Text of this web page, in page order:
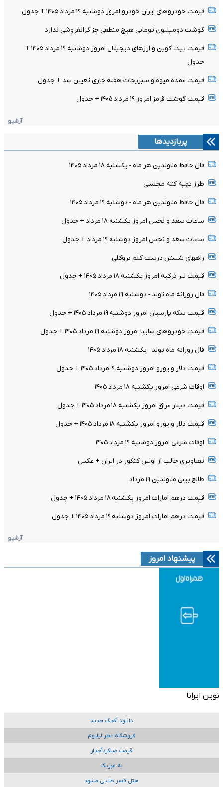
قیمت خودرو‌های ایران خودرو امروز دوشنبه ۱۹ مرداد ۱۴۰۵ + جدول
گوشت دومیلیون تومانی هیچ منطقی جز گرانفروشی ندارد
قیمت بیت کوین و ارز‌های دیجیتال امروز دوشنبه ۱۹ مرداد ۱۴۰۵ +
جدول
قیمت عمده میوه و سبزیجات هفته جاری تعیین شد + جدول
قیمت گوشت قرمز امروز ۱۹ مرداد ۱۴۰۵ + جدول
آرشیو
پربازدیدها
فال حافظ متولدین هر ماه - یکشنبه ۱۸ مرداد ۱۴۰۵
طرز تهیه کته مجلسی
فال حافظ متولدین هر ماه - دوشنبه ۱۹ مرداد ۱۴۰۵
ساعات سعد و نحس امروز یکشنبه ۱۸ مرداد + جدول
ساعات سعد و نحس امروز دوشنبه ۱۹ مرداد + جدول
راههای شستن درست کلم بروکلی
قیمت لیر ترکیه امروز یکشنبه ۱۸ مرداد ۱۴۰۵ + جدول
فال روزانه ماه تولد - دوشنبه ۱۹ مرداد ۱۴۰۵
قیمت سکه پارسیان امروز دوشنبه ۱۹ مرداد ۱۴۰۵ + جدول
قیمت خودرو‌های سایپا امروز دوشنبه ۱۹ مرداد ۱۴۰۵ + جدول
فال روزانه ماه تولد - یکشنبه ۱۸ مرداد ۱۴۰۵
قیمت دلار و یورو امروز دوشنبه ۱۹ مرداد ۱۴۰۵ + جدول
اوقات شرعی امروز یکشنبه ۱۸ مرداد ۱۴۰۵
قیمت دینار عراق امروز یکشنبه ۱۸ مرداد ۱۴۰۵ + جدول
قیمت دلار و یورو امروز یکشنبه ۱۸ مرداد ۱۴۰۵ + جدول
اوقات شرعی امروز دوشنبه ۱۹ مرداد ۱۴۰۵
تصاویری جالب از اولین کنکور در ایران + عکس
طالع بینی متولدین ۱۹ مرداد
قیمت درهم امارات امروز یکشنبه ۱۸ مرداد ۱۴۰۵ + جدول
قیمت درهم امارات امروز دوشنبه ۱۹ مرداد ۱۴۰۵ + جدول
آرشیو
پیشنهاد امروز
نوین ایرانا
دانلود آهنگ جدید
فروشگاه عطر لیلیوم
قیمت میلگردآجدار
به موزیک
هتل قصر طلایی مشهد